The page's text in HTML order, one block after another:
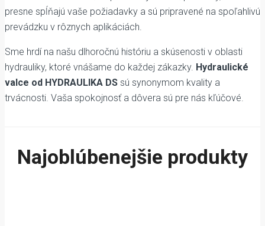
presne spĺňajú vaše požiadavky a sú pripravené na spoľahlivú
prevádzku v rôznych aplikáciách.
Sme hrdí na našu dlhoročnú históriu a skúsenosti v oblasti
hydrauliky, ktoré vnášame do každej zákazky. Hydraulické
valce od HYDRAULIKA DS sú synonymom kvality a
trvácnosti. Vaša spokojnosť a dôvera sú pre nás kľúčové.
Najoblúbenejšie produkty